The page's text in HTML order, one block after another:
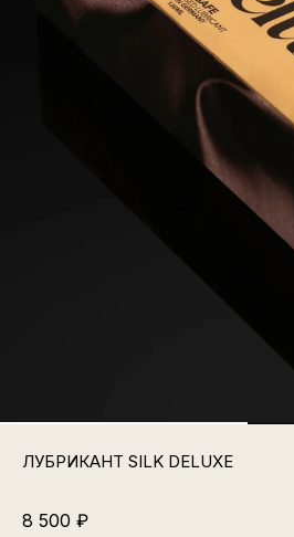
ЛУБРИКАНТ SILK DELUXE
8 500 ₽